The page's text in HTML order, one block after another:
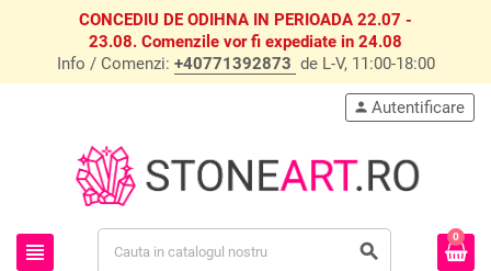
CONCEDIU DE ODIHNA IN PERIOADA 22.07 -
23.08. Comenzile vor fi expediate in 24.08
Info / Comenzi: +40771392873 de L-V, 11:00-18:00
view_headline search
person Autentificare
0